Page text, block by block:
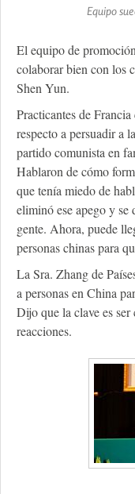
Equipo
El equipo de
colaborar bien con los
Shen Yun.
Practicantes de
respecto a persuadir a
partido comunista en
Hablaron de cómo
que tenía miedo de
eliminó ese apego y se
gente. Ahora, puede
personas chinas para
La Sra. Zhang de
a personas en China
Dijo que la clave es
reacciones.